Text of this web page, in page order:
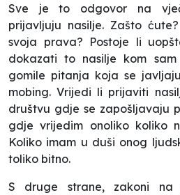
Sve je to odgovor na
prijavljuju nasilje. Zašto
svoja prava? Postoje li
dokazati to nasilje kom
gomile pitanja koja se
mobing. Vrijedi li prijaviti
društvu gdje se zapošljavaju
gdje vrijedim onoliko koliko
Koliko imam u duši onog
toliko bitno.
S druge strane, zakoni na